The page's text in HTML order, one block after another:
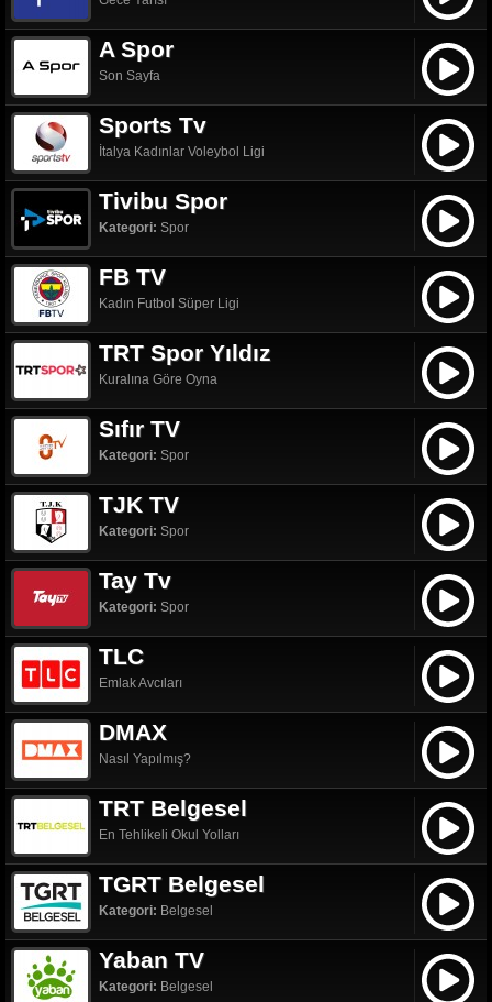
A Spor
Son Sayfa
Sports Tv
İtalya Kadınlar Voleybol Ligi
Tivibu Spor
Kategori: Spor
FB TV
Kadın Futbol Süper Ligi
TRT Spor Yıldız
Kuralına Göre Oyna
Sıfır TV
Kategori: Spor
TJK TV
Kategori: Spor
Tay Tv
Kategori: Spor
TLC
Emlak Avcıları
DMAX
Nasıl Yapılmış?
TRT Belgesel
En Tehlikeli Okul Yolları
TGRT Belgesel
Kategori: Belgesel
Yaban TV
Kategori: Belgesel